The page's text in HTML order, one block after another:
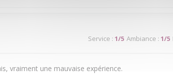
Service : 1/5 Ambiance : 1/5
vraiment une mauvaise expérience.